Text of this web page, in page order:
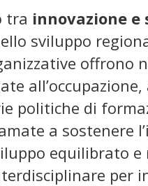
tra innovazione
sviluppo
offrono
politiche di
a sostenere
equilibrato
per